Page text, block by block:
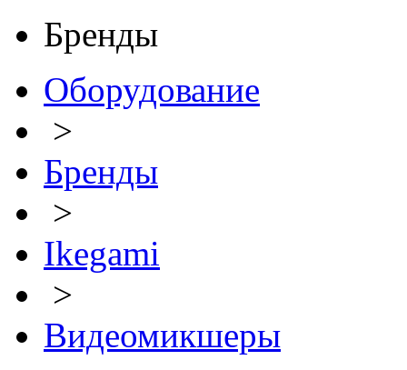
Бренды
Оборудование
>
Бренды
>
Ikegami
>
Видеомикшеры